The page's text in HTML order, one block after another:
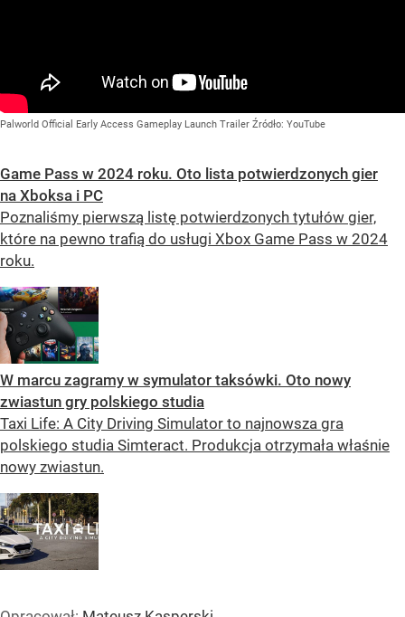
Palworld Official Early Access Gameplay Launch Trailer Źródło: YouTube
Game Pass w 2024 roku. Oto lista potwierdzonych gier
na Xboksa i PC
Poznaliśmy pierwszą listę potwierdzonych tytułów gier,
które na pewno trafią do usługi Xbox Game Pass w 2024
roku.
W marcu zagramy w symulator taksówki. Oto nowy
zwiastun gry polskiego studia
Taxi Life: A City Driving Simulator to najnowsza gra
polskiego studia Simteract. Produkcja otrzymała właśnie
nowy zwiastun.